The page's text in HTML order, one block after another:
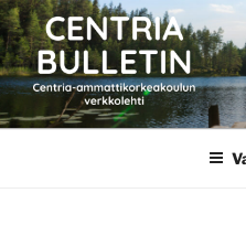
Siirry
sisältöön
CENTRIA